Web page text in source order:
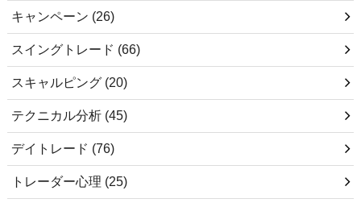
キャンペーン (26)
スイングトレード (66)
スキャルピング (20)
テクニカル分析 (45)
デイトレード (76)
トレーダー心理 (25)